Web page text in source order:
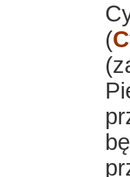
(C